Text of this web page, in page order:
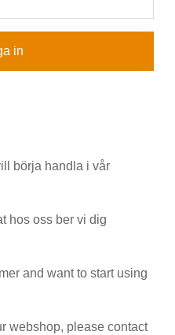
börja handla i vår
hos oss ber vi dig
and want to start using
webshop, please contact